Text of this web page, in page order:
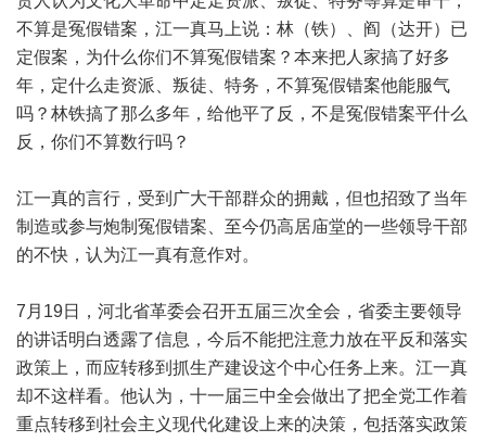
不算是冤假错案，江一真马上说：林（铁）、阎（达开）已
定假案，为什么你们不算冤假错案？本来把人家搞了好多
年，定什么走资派、叛徒、特务，不算冤假错案他能服气
吗？林铁搞了那么多年，给他平了反，不是冤假错案平什么
反，你们不算数行吗？
江一真的言行，受到广大干部群众的拥戴，但也招致了当年
制造或参与炮制冤假错案、至今仍高居庙堂的一些领导干部
的不快，认为江一真有意作对。
7月19日，河北省革委会召开五届三次全会，省委主要领导
的讲话明白透露了信息，今后不能把注意力放在平反和落实
政策上，而应转移到抓生产建设这个中心任务上来。江一真
却不这样看。他认为，十一届三中全会做出了把全党工作着
重点转移到社会主义现代化建设上来的决策，包括落实政策